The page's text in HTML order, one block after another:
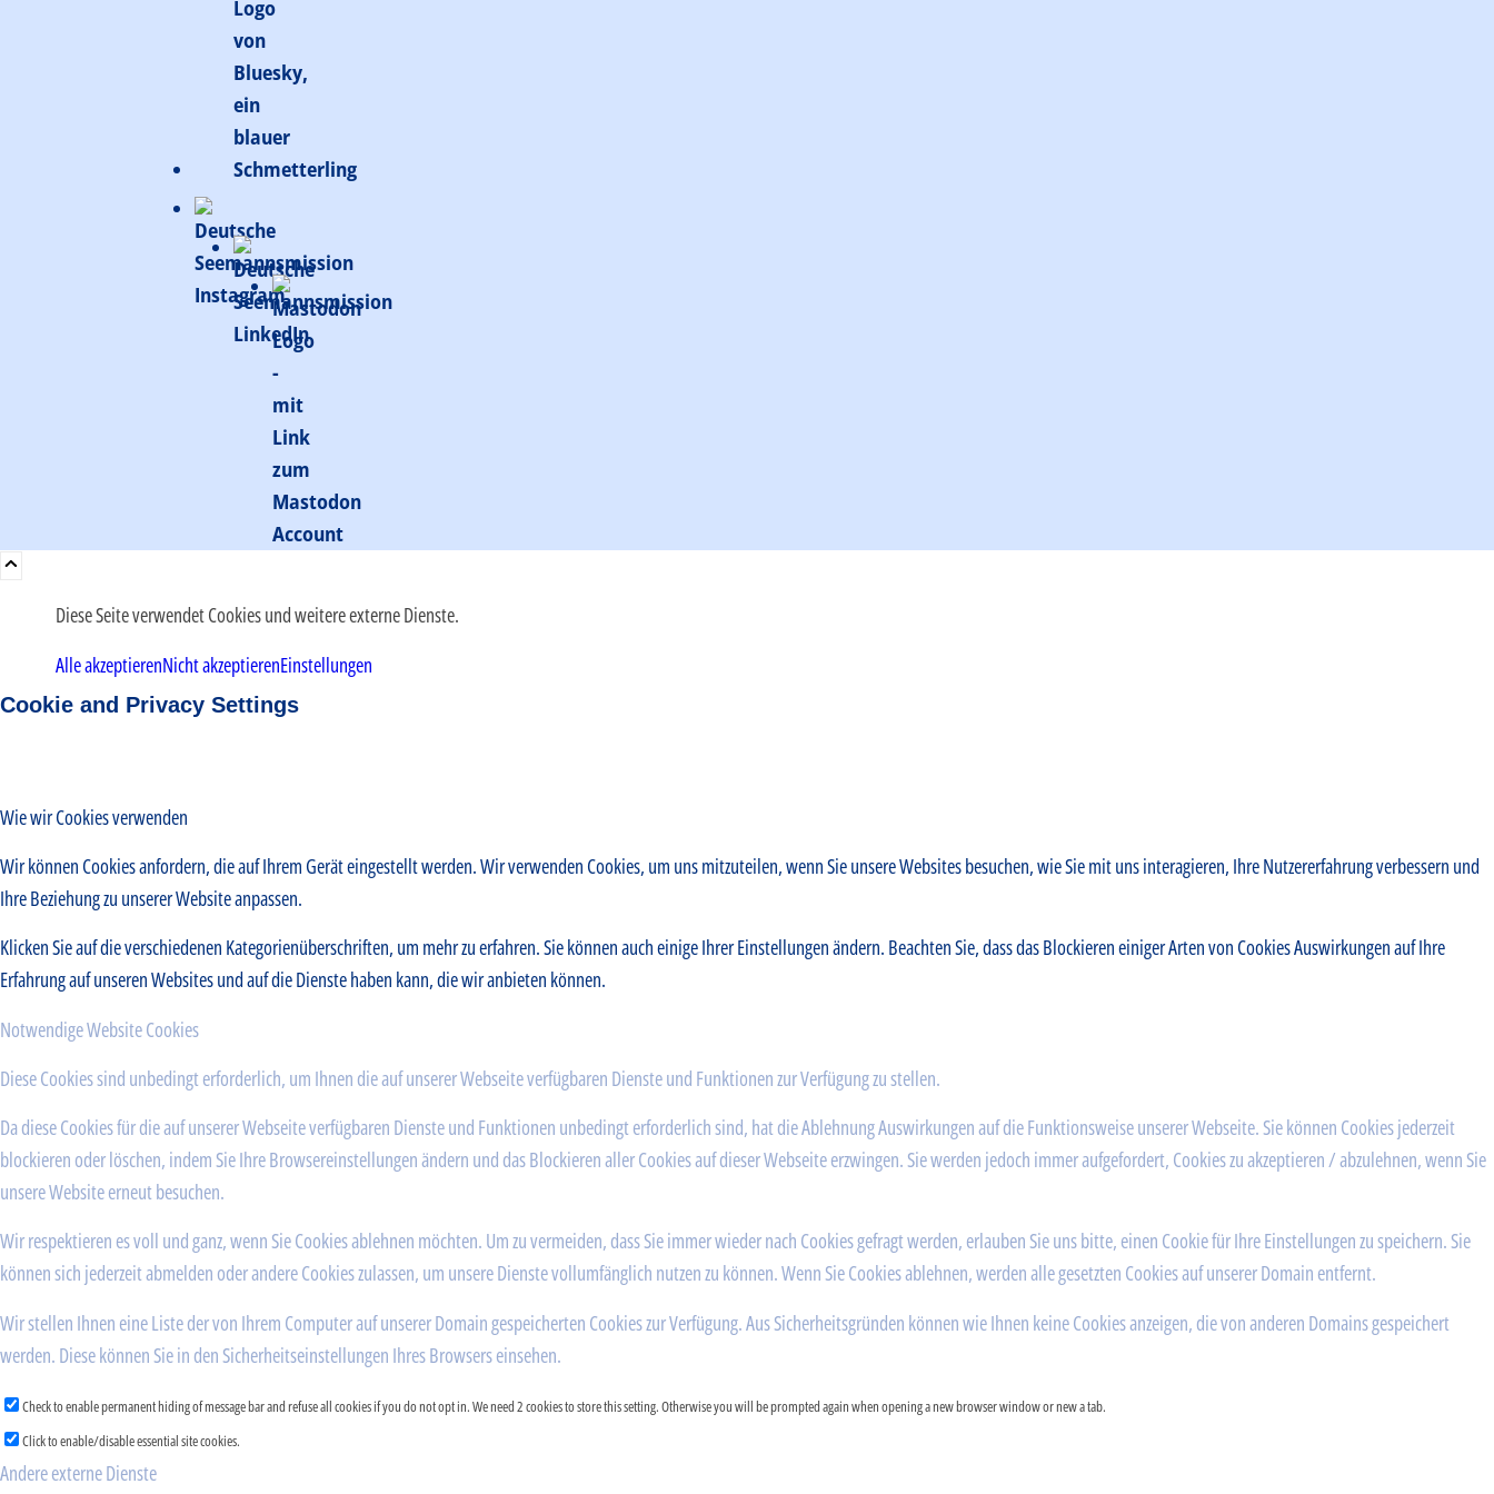
Diese Seite verwendet Cookies und weitere externe Dienste.
Alle akzeptierenNicht akzeptierenEinstellungen
Cookie and Privacy Settings
Wie wir Cookies verwenden
Wir können Cookies anfordern, die auf Ihrem Gerät eingestellt werden. Wir verwenden Cookies, um uns mitzuteilen, wenn Sie unsere Websites besuchen, wie Sie mit uns interagieren, Ihre Nutzererfahrung verbessern und
Ihre Beziehung zu unserer Website anpassen.
Klicken Sie auf die verschiedenen Kategorienüberschriften, um mehr zu erfahren. Sie können auch einige Ihrer Einstellungen ändern. Beachten Sie, dass das Blockieren einiger Arten von Cookies Auswirkungen auf Ihre
Erfahrung auf unseren Websites und auf die Dienste haben kann, die wir anbieten können.
Notwendige Website Cookies
Diese Cookies sind unbedingt erforderlich, um Ihnen die auf unserer Webseite verfügbaren Dienste und Funktionen zur Verfügung zu stellen.
Da diese Cookies für die auf unserer Webseite verfügbaren Dienste und Funktionen unbedingt erforderlich sind, hat die Ablehnung Auswirkungen auf die Funktionsweise unserer Webseite. Sie können Cookies jederzeit
blockieren oder löschen, indem Sie Ihre Browsereinstellungen ändern und das Blockieren aller Cookies auf dieser Webseite erzwingen. Sie werden jedoch immer aufgefordert, Cookies zu akzeptieren / abzulehnen, wenn Sie
unsere Website erneut besuchen.
Wir respektieren es voll und ganz, wenn Sie Cookies ablehnen möchten. Um zu vermeiden, dass Sie immer wieder nach Cookies gefragt werden, erlauben Sie uns bitte, einen Cookie für Ihre Einstellungen zu speichern. Sie
können sich jederzeit abmelden oder andere Cookies zulassen, um unsere Dienste vollumfänglich nutzen zu können. Wenn Sie Cookies ablehnen, werden alle gesetzten Cookies auf unserer Domain entfernt.
Wir stellen Ihnen eine Liste der von Ihrem Computer auf unserer Domain gespeicherten Cookies zur Verfügung. Aus Sicherheitsgründen können wie Ihnen keine Cookies anzeigen, die von anderen Domains gespeichert
werden. Diese können Sie in den Sicherheitseinstellungen Ihres Browsers einsehen.
Check to enable permanent hiding of message bar and refuse all cookies if you do not opt in. We need 2 cookies to store this setting. Otherwise you will be prompted again when opening a new browser window or new a tab.
Click to enable/disable essential site cookies.
Andere externe Dienste